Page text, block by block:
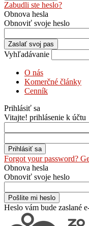
Zabudli ste heslo?
Obnova hesla
Obnoviť svoje heslo
Vyhľadávanie
O nás
Komerčné články
Cenník
Prihlásiť sa
Vitajte! prihlásenie k účtu
Forgot your password?
Obnova hesla
Obnoviť svoje heslo
Heslo vám bude zaslané